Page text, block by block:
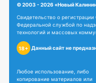
© 2003 - 2026 «Новый
Свидетельство о
Федеральной службой по
технологий и массовых
18+ Данный сайт не
Любое использование, либо
копирование материалов или